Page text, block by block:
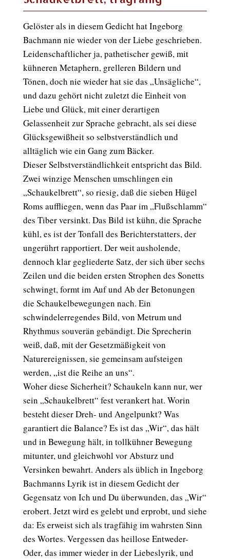
Gelöster als in diesem Gedicht hat Ingeborg
Bachmann nie wieder von der Liebe geschrieben.
Leidenschaftlicher ja, pathetischer gewiß, mit
kühneren Metaphern, grelleren Bildern und
Tönen, doch nie wieder hat sie das „Unsägliche“,
und dazu gehört nicht zuletzt die Einheit von
Liebe und Glück, mit einer derartigen
Gelassenheit zur Sprache gebracht, als sei diese
Glücksgewißheit so selbstverständlich und
alltäglich wie ein Gang zum Bäcker.
Dieser Selbstverständlichkeit entspricht das Bild.
Zwei winzige Menschen umschlingen ein
„Schaukelbrett“, so riesig, daß die sieben Hügel
Roms auffliegen, wenn das Paar im „Flußschlamm“
des Tiber versinkt. Das Bild ist kühn, die Sprache
kühl, es ist der Tonfall des Berichterstatters, der
ungerührt rapportiert. Der weit ausholende,
dennoch klar gegliederte Satz, der sich über sechs
Zeilen und die beiden ersten Strophen des Sonetts
schwingt, formt im Auf und Ab der Betonungen
die Schaukelbewegungen nach. Ein
schwindelerregendes Bild, von Metrum und
Rhythmus souverän gebändigt. Die Sprecherin
weiß, daß, mit der Gesetzmäßigkeit von
Naturereignissen, sie gemeinsam aufsteigen
werden, „ist die Reihe an uns“.
Woher diese Sicherheit? Schaukeln kann nur, wer
sein „Schaukelbrett“ fest verankert hat. Worin
besteht dieser Dreh- und Angelpunkt? Was
garantiert die Balance? Es ist das „Wir“, das hält
und in Bewegung hält, in tollkühner Bewegung
mitunter, und gleichwohl vor Absturz und
Versinken bewahrt. Anders als üblich in Ingeborg
Bachmanns Lyrik ist in diesem Gedicht der
Gegensatz von Ich und Du überwunden, das „Wir“
erobert. Jetzt wird es gelebt und erprobt, und siehe
da: Es erweist sich als tragfähig im wahrsten Sinn
des Wortes. Vergessen das heillose Entweder-
Oder, das immer wieder in der Liebeslyrik, und